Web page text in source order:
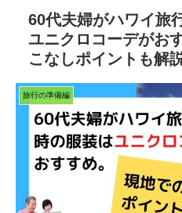
60代夫婦がハワイ旅
ユニクロコーデがお
こなしポイントも解
旅行の準備編